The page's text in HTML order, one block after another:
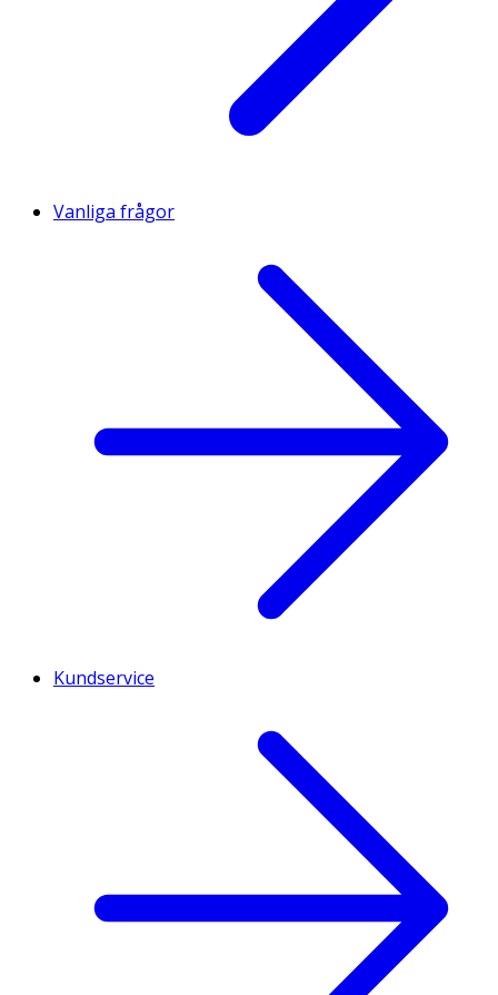
Vanliga frågor
Kundservice